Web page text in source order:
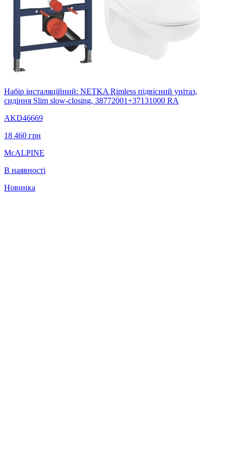
Набір інсталяційний: NETKA Rimless підвісний унітаз,
сидіння Slim slow-closing, 38772001+37131000 RA
AKD46669
18 460 грн
McALPINE
В наявності
Новинка